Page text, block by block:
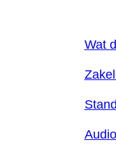
Wat